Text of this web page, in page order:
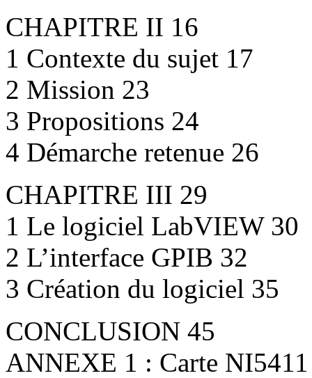
CHAPITRE II 16
1 Contexte du sujet 17
2 Mission 23
3 Propositions 24
4 Démarche retenue 26
CHAPITRE III 29
1 Le logiciel LabVIEW 30
2 L’interface GPIB 32
3 Création du logiciel 35
CONCLUSION 45
ANNEXE 1 : Carte